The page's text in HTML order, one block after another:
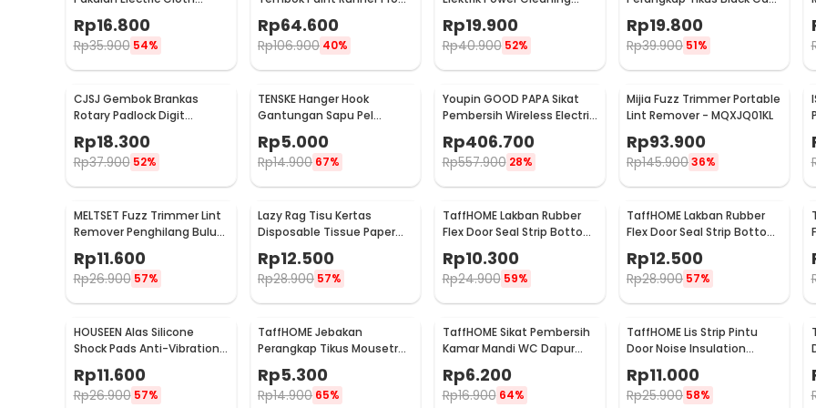
Fabric Shaver - FL-188
Rp16.800
Rp35.900 54%
Roller - DY-526
Rp64.600
Rp106.900 40%
Rp19.900
Rp40.900 52%
Mousetrap 2 PCS - JB56
Rp19.800
Rp39.900 51%
CJSJ Gembok Brankas
Rotary Padlock Digit
Combination Padlock -
CH-209
Rp18.300
Rp37.900 52%
TENSKE Hanger Hook
Gantungan Sapu Pel
Rp5.000
Rp14.900 67%
Youpin GOOD PAPA Sikat
Pembersih Wireless Electric
Cleaning - CL99
Rp406.700
Rp557.900 28%
Mijia Fuzz Trimmer Portable
Lint Remover - MQXJQ01KL
Rp93.900
Rp145.90036%
MELTSET Fuzz Trimmer Lint
Remover Penghilang Bulu
Serat Kain - CV8805
Rp11.600
Rp26.900 57%
Lazy Rag Tisu Kertas
Disposable Tissue Paper
MB104P
Rp12.500
Rp28.900 57%
TaffHOME Lakban Rubber
Flex Door Seal Strip Bottom
Waterproof 25mmx5M -
TP39
Rp10.300
Rp24.900 59%
TaffHOME Lakban Rubber
Flex Door Seal Strip Bottom
TP39
Rp12.500
Rp28.900 57%
HOUSEEN Alas Silicone
Shock Pads Anti-Vibration
Mats 4 PCS - NY522
Rp11.600
Rp26.900 57%
TaffHOME Jebakan
Perangkap Tikus Mousetrap
Sensitive - ZL-2021
Rp5.300
Rp14.900 65%
TaffHOME Sikat Pembersih
Kamar Mandi WC Dapur
Sponge Brush - 8211
Rp6.200
Rp16.900 64%
TaffHOME Lis Strip Pintu
Door Noise Insulation
5Mx9mmx9mm - KK-061
Rp11.000
Rp25.900 58%